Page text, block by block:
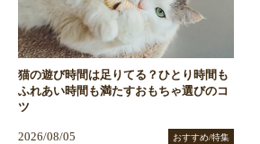
猫の遊び時間は足りてる？ひとり時間も
ふれあい時間も満たすおもちゃ選びのコ
ツ
2026/08/05 おすすめ/特集